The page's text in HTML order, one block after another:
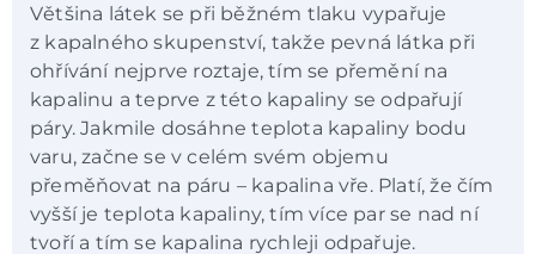
Většina látek se při běžném tlaku vypařuje
z kapalného skupenství, takže pevná látka při
ohřívání nejprve roztaje, tím se přemění na
kapalinu a teprve z této kapaliny se odpařují
páry. Jakmile dosáhne teplota kapaliny bodu
varu, začne se v celém svém objemu
přeměňovat na páru – kapalina vře. Platí, že čím
vyšší je teplota kapaliny, tím více par se nad ní
tvoří a tím se kapalina rychleji odpařuje.